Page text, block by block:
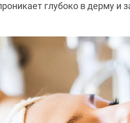
глубоко в дерму